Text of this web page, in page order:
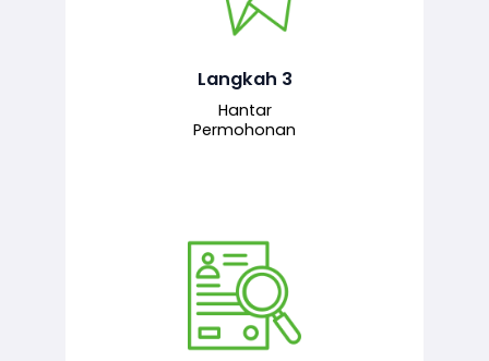
Langkah 3
Hantar
Permohonan
Permohonan yang lengkap dihantar
untuk proses semakan dan
bertanggungjawab.
Pegawai penyemak menyemak
maklumat yang dikemukakan. Jika
semua maklumat adalah lengkap dan